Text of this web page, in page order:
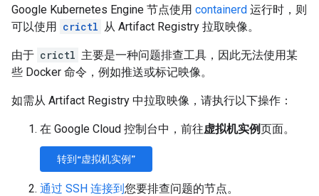
Google Kubernetes Engine 节点使用 containerd 运行时，则
可以使用 crictl 从 Artifact Registry 拉取映像。
由于 crictl 主要是一种问题排查工具，因此无法使用某
些 Docker 命令，例如推送或标记映像。
如需从 Artifact Registry 中拉取映像，请执行以下操作：
在 Google Cloud 控制台中，前往虚拟机实例页面。
转到“虚拟机实例”
通过 SSH 连接到您要排查问题的节点。